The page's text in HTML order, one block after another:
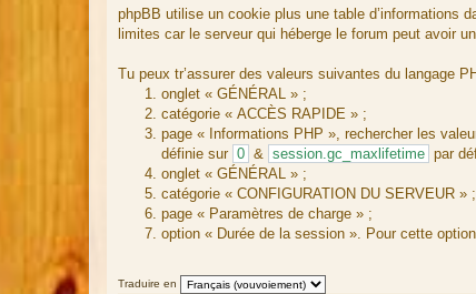
g
e
phpBB utilise un cookie plus une table d’informations
limites car le serveur qui héberge le forum peut avoir
Tu peux tr’assurer des valeurs suivantes du langage
onglet « GÉNÉRAL » ;
catégorie « ACCÈS RAPIDE » ;
page « Informations PHP », rechercher les
définie sur 0 & session.gc_maxlifetime par
onglet « GÉNÉRAL » ;
catégorie « CONFIGURATION DU SERVEUR » ;
page « Paramètres de charge » ;
option « Durée de la session ». Pour cette
Traduire en